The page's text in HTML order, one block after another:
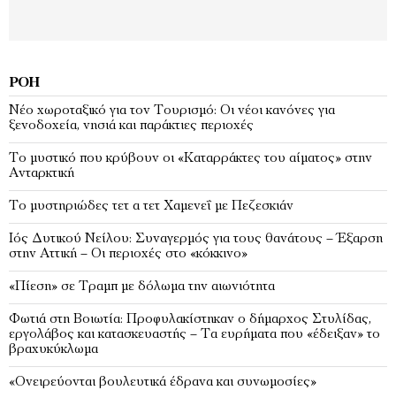
ΡΟΉ
Νέο χωροταξικό για τον Τουρισμό: Οι νέοι κανόνες για
ξενοδοχεία, νησιά και παράκτιες περιοχές
Το μυστικό που κρύβουν οι «Καταρράκτες του αίματος» στην
Ανταρκτική
Το μυστηριώδες τετ α τετ Χαμενεΐ με Πεζεσκιάν
Ιός Δυτικού Νείλου: Συναγερμός για τους θανάτους – Έξαρση
στην Αττική – Οι περιοχές στο «κόκκινο»
«Πίεση» σε Τραμπ με δόλωμα την αιωνιότητα
Φωτιά στη Βοιωτία: Προφυλακίστηκαν ο δήμαρχος Στυλίδας,
εργολάβος και κατασκευαστής – Τα ευρήματα που «έδειξαν» το
βραχυκύκλωμα
«Ονειρεύονται βουλευτικά έδρανα και συνωμοσίες»